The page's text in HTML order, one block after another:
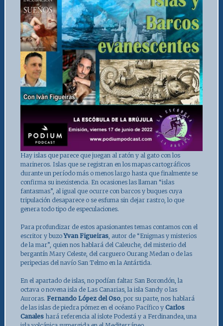
Hay islas que parece que juegan al ratón y al gato con los
marineros. Islas que se registran en los mapas cartográficos
durante un período más o menos largo hasta que finalmente se
confirma su inexistencia. En ocasiones las llaman “islas
fantasmas”, al igual que ocurre con barcos y buques cuya
tripulación desaparece o se esfuma sin dejar rastro, lo que
genera todo tipo de especulaciones.
Para profundizar de estos apasionantes temas contamos con el
escritor y buzoYvan Figueiras, autor de “Enigmas y misterios
de la mar”, quien nos hablará del Caleuche, del misterio del
bergantín Mary Celeste, del carguero Ourang Medan o de las
peripecias del navío San Telmo en la Antártida.
En el apartado de islas, no podían faltar San Borondón, la
octava o novena isla de Las Canarias, la isla Sandy o las
Auroras. Fernando López del Oso, por su parte, nos hablará
de las islas de piedra pómez en el océano Pacífico y Carlos
Canaleshará referencia al islote Podestá y a Ferdinandea, una